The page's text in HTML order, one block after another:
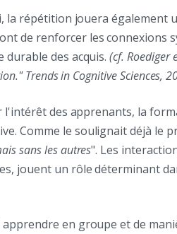
la répétition jouera également
de renforcer les connexions
durable des acquis.(cf. Roediger
Trends in Cognitive Sciences,
des apprenants, la
Comme le soulignait déjà le
sans les autres". Les
jouent un rôle déterminant
apprendre en groupe et de